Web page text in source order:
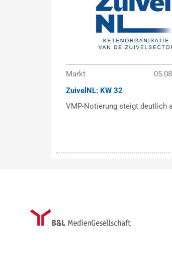
Markt
ZuivelNL: KW 32
VMP-Notierung steigt deutlich